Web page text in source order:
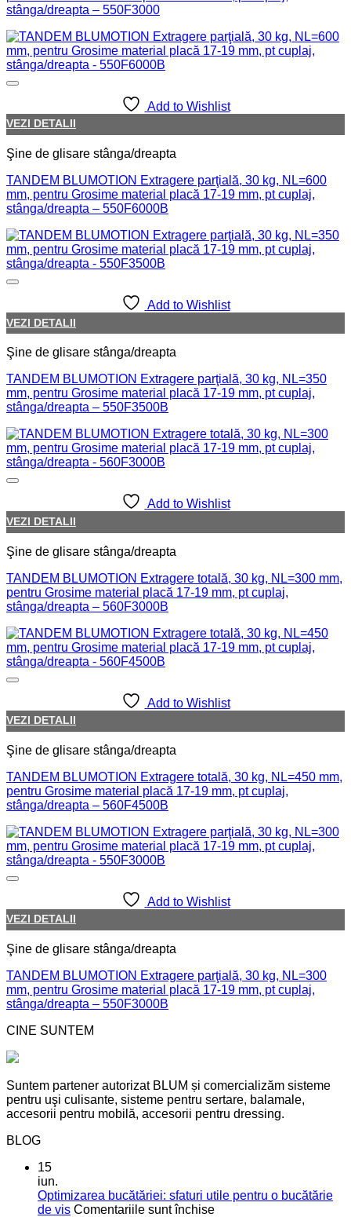
stânga/dreapta – 550F3000
Add to Wishlist
VEZI DETALII
Şine de glisare stânga/dreapta
TANDEM BLUMOTION Extragere parţială, 30 kg, NL=600
mm, pentru Grosime material placă 17-19 mm, pt cuplaj,
stânga/dreapta – 550F6000B
Add to Wishlist
VEZI DETALII
Şine de glisare stânga/dreapta
TANDEM BLUMOTION Extragere parţială, 30 kg, NL=350
mm, pentru Grosime material placă 17-19 mm, pt cuplaj,
stânga/dreapta – 550F3500B
Add to Wishlist
VEZI DETALII
Şine de glisare stânga/dreapta
TANDEM BLUMOTION Extragere totală, 30 kg, NL=300 mm,
pentru Grosime material placă 17-19 mm, pt cuplaj,
stânga/dreapta – 560F3000B
Add to Wishlist
VEZI DETALII
Şine de glisare stânga/dreapta
TANDEM BLUMOTION Extragere totală, 30 kg, NL=450 mm,
pentru Grosime material placă 17-19 mm, pt cuplaj,
stânga/dreapta – 560F4500B
Add to Wishlist
VEZI DETALII
Şine de glisare stânga/dreapta
TANDEM BLUMOTION Extragere parţială, 30 kg, NL=300
mm, pentru Grosime material placă 17-19 mm, pt cuplaj,
stânga/dreapta – 550F3000B
CINE SUNTEM
Suntem partener autorizat BLUM și comercializăm sisteme
pentru uşi culisante, sisteme pentru sertare, balamale,
accesorii pentru mobilă, accesorii pentru dressing.
BLOG
15
iun.
Optimizarea bucătăriei: sfaturi utile pentru o bucătărie
de vis Comentariile sunt închisepentru